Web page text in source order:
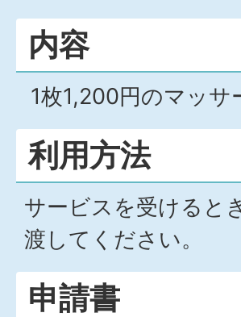
内容
1枚1,200円のマッサ
利用方法
サービスを受けると
渡してください。
申請書